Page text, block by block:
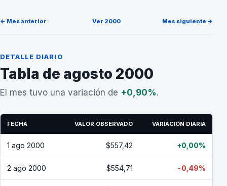
← Mes anterior Ver 2000 Mes siguiente →
DETALLE DIARIO
Tabla de agosto 2000
El mes tuvo una variación de +0,90%.
FECHA VALOR OBSERVADO VARIACIÓN DIARIA
1 ago 2000 $557,42 +0,00%
2 ago 2000 $554,71 -0,49%